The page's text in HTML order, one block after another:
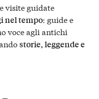
visite guidate
nel tempo: guide e
voce agli antichi
storie, leggende e